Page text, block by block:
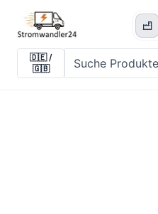
🇩🇪/
🇬🇧